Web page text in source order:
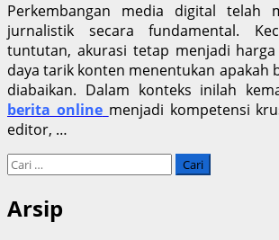
Perkembangan media digital telah
jurnalistik secara fundamental.
tuntutan, akurasi tetap menjadi
daya tarik konten menentukan apakah
diabaikan. Dalam konteks inilah
berita online menjadi kompetensi
editor, …
Cari
Arsip